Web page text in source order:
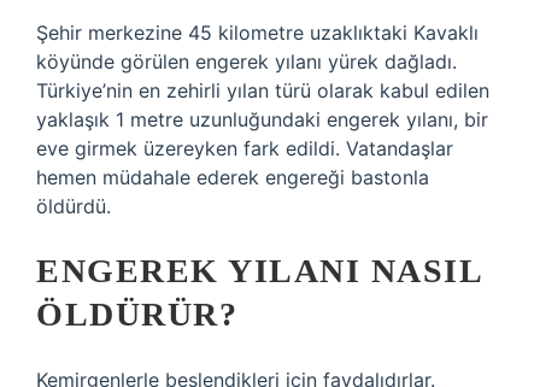
Şehir merkezine 45 kilometre uzaklıktaki Kavaklı
köyünde görülen engerek yılanı yürek dağladı.
Türkiye’nin en zehirli yılan türü olarak kabul edilen
yaklaşık 1 metre uzunluğundaki engerek yılanı, bir
eve girmek üzereyken fark edildi. Vatandaşlar
hemen müdahale ederek engereği bastonla
öldürdü.
ENGEREK YILANI NASIL
ÖLDÜRÜR?
Kemirgenlerle beslendikleri için faydalıdırlar.